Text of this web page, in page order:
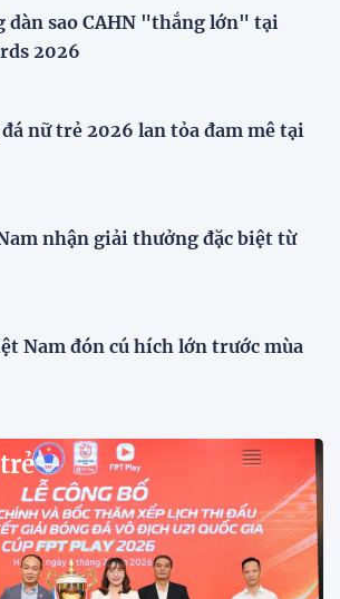
gia chiêu mộ sao trẻ của ĐT Việt
Nam
đôi
Nam giành ngôi nhất bảng A và
Cup 2026, VFF đã công bố thời
lượt về trên sân Mỹ Đình, với
đôi so với vòng bảng.